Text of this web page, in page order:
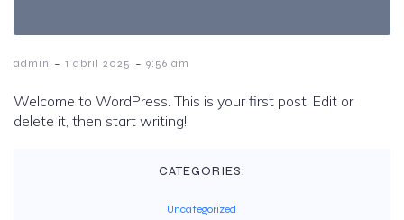
admin - 1 abril 2025 - 9:56 am
Welcome to WordPress. This is your first post. Edit or
delete it, then start writing!
CATEGORIES:
Uncategorized